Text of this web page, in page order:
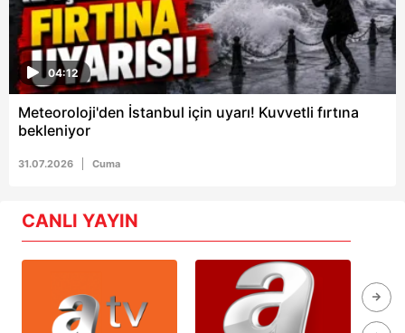
04:12
Meteoroloji'den İstanbul için uyarı! Kuvvetli fırtına
bekleniyor
31.07.2026 Cuma
CANLI YAYIN